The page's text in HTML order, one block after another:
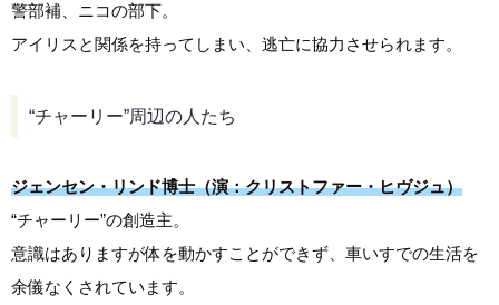
警部補、ニコの部下。
アイリスと関係を持ってしまい、逃亡に協力させられます。
“チャーリー”周辺の人たち
ジェンセン・リンド博士（演：クリストファー・ヒヴジュ）
“チャーリー”の創造主。
意識はありますが体を動かすことができず、車いすでの生活を
余儀なくされています。